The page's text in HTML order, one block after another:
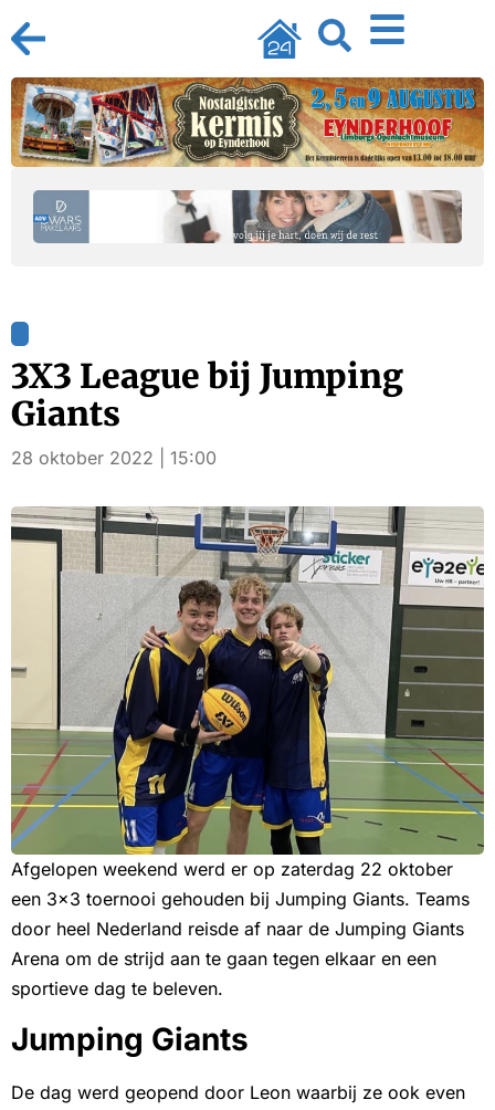
3X3 League bij Jumping
Giants
28 oktober 2022 | 15:00
Afgelopen weekend werd er op zaterdag 22 oktober
een 3×3 toernooi gehouden bij Jumping Giants. Teams
door heel Nederland reisde af naar de Jumping Giants
Arena om de strijd aan te gaan tegen elkaar en een
sportieve dag te beleven.
Jumping Giants
De dag werd geopend door Leon waarbij ze ook even